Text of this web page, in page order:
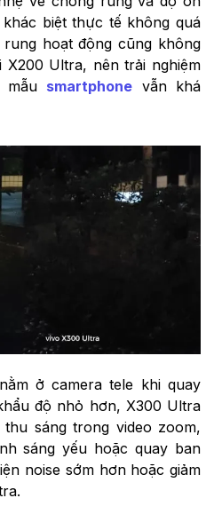
biệt thực tế không quá
hoạt động cũng không
Ultra, nên trải nghiệm
mẫu smartphone vẫn khá
ở camera tele khi quay
độ nhỏ hơn, X300 Ultra
sáng trong video zoom,
sáng yếu hoặc quay ban
noise sớm hơn hoặc giảm